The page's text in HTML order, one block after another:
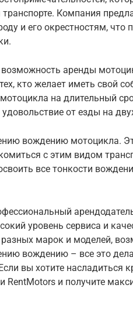
Компания
и его окрестностям, что
аренды
кто желает иметь свой
на длительный
от езды на
вождению мотоцикла.
с этим видом
все тонкости
уровень сервиса и
марок и моделей,
вождению – все это
вы хотите насладиться
RentMotors и получите